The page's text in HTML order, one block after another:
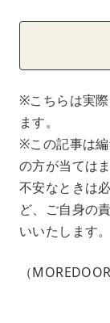
※こちらは実
ます。
※この記事は
の方が当ては
不安なときは
ど、ご自身の
いいたします。
（